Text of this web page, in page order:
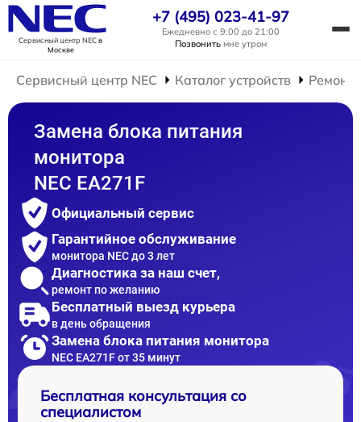
Сервисный центр NECв
Москве
+7 (495) 023-41-97
Ежедневно с 9:00 до 21:00
Позвонить мне утром
Сервисный центр NEC Каталог устройств Ремонт
Замена блока питания
монитора
NEC EA271F
Официальный сервис
Гарантийное обслуживание
монитора NEC до 3 лет
Диагностика за наш счет,
ремонт по желанию
Бесплатный выезд курьера
в день обращения
Замена блока питания монитора
NEC EA271F от 35 минут
Бесплатная консультация со
специалистом